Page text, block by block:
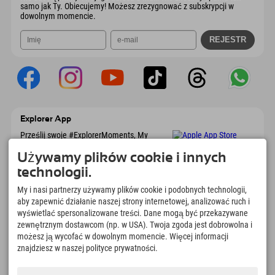
samo jak Ty. Obiecujemy! Możesz zrezygnować z subskrypcji w
dowolnym momencie.
Explorer App
Prześlij swoje #ExplorerMoments, My
marzeń, przeglądem restauracji i wieloma
innymi. Pobierz teraz!
Czas na chwile odkrywcy
166
Jeziora górskie i baseny
rekreacyjne
4.634km
Stoki do jazdy na nartach i
snowboardzie
8.991km
Używamy plików cookie i innych
technologii.
My i nasi partnerzy używamy plików cookie i podobnych technologii,
aby zapewnić działanie naszej strony internetowej, analizować ruch i
wyświetlać spersonalizowane treści. Dane mogą być przekazywane
zewnętrznym dostawcom (np. w USA). Twoja zgoda jest dobrowolna i
możesz ją wycofać w dowolnym momencie. Więcej informacji
znajdziesz w naszej polityce prywatności.